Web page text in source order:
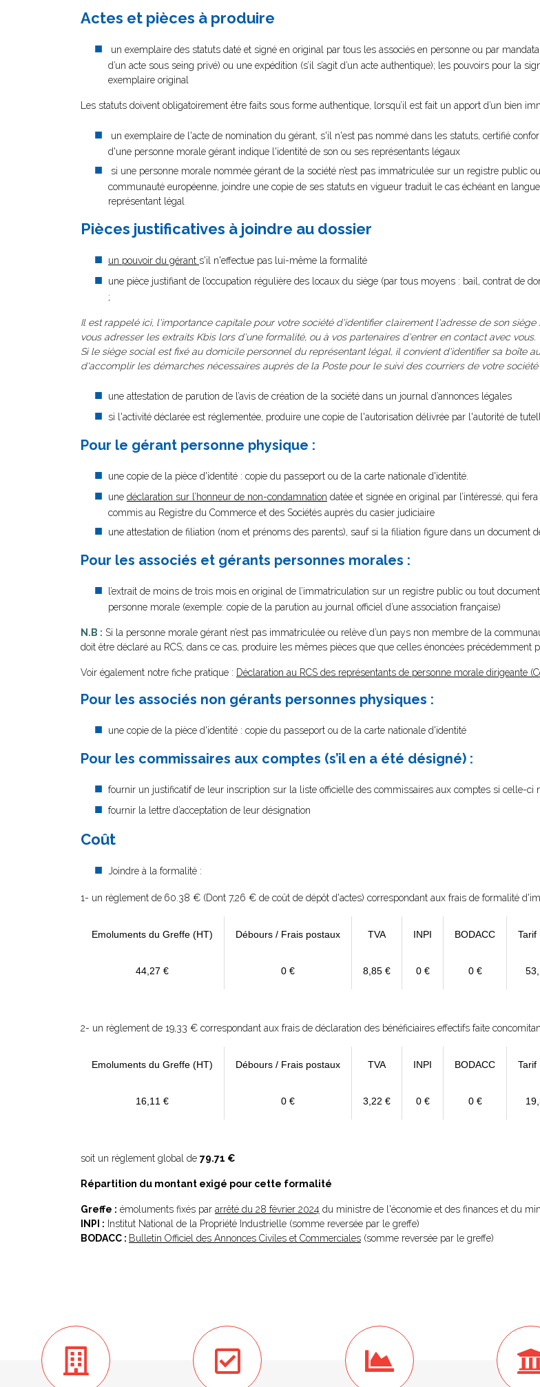
Actes et pièces à produire
un exemplaire des statuts daté et signé en original par tous les associés en personne ou par
d’un acte sous seing privé) ou une expédition (s’il s’agit d’un acte authentique); les pouvoirs pour la
exemplaire original
Les statuts doivent obligatoirement être faits sous forme authentique, lorsqu’il est fait un apport d’un bien
un exemplaire de l'acte de nomination du gérant, s'il n'est pas nommé dans les statuts, certifié
d'une personne morale gérant indique l'identité de son ou ses représentants légaux
si une personne morale nommée gérant de la société n’est pas immatriculée sur un registre public
communauté européenne, joindre une copie de ses statuts en vigueur traduit le cas échéant en
représentant légal
Pièces justificatives à joindre au dossier
un pouvoir du gérant s'il n'effectue pas lui-même la formalité
une pièce justifiant de l’occupation régulière des locaux du siège (par tous moyens : bail, contrat de
;
Il est rappelé ici, l'importance capitale pour votre société d'identifier clairement l'adresse de son
vous adresser les extraits Kbis lors d'une formalité, ou à vos partenaires d'entrer en contact avec vous.
Si le siège social est fixé au domicile personnel du représentant légal, il convient d'identifier sa boîte
d'accomplir les démarches nécessaires auprès de la Poste pour le suivi des courriers de votre société
une attestation de parution de l’avis de création de la société dans un journal d’annonces légales
si l'activité déclarée est réglementée, produire une copie de l'autorisation délivrée par l'autorité de
Pour le gérant personne physique :
une copie de la pièce d'identité : copie du passeport ou de la carte nationale d'identité.
une déclaration sur l’honneur de non-condamnation datée et signée en original par l’intéressé, qui
commis au Registre du Commerce et des Sociétés auprès du casier judiciaire
une attestation de filiation (nom et prénoms des parents), sauf si la filiation figure dans un document
Pour les associés et gérants personnes morales :
l’extrait de moins de trois mois en original de l’immatriculation sur un registre public ou tout
personne morale (exemple: copie de la parution au journal officiel d’une association française)
N.B : Si la personne morale gérant n’est pas immatriculée ou relève d’un pays non membre de la
doit être déclaré au RCS; dans ce cas, produire les mêmes pièces que que celles énoncées précédemment
Voir également notre fiche pratique : Déclaration au RCS des représentants de personne morale dirigeante
Pour les associés non gérants personnes physiques :
une copie de la pièce d'identité : copie du passeport ou de la carte nationale d'identité
Pour les commissaires aux comptes (s’il en a été désigné) :
fournir un justificatif de leur inscription sur la liste officielle des commissaires aux comptes si celle-ci
fournir la lettre d’acceptation de leur désignation
Coût
Joindre à la formalité :
1- un règlement de 60.38 € (Dont 7,26 € de coût de dépôt d'actes) correspondant aux frais de formalité
Emoluments du Greffe (HT) Débours / Frais postaux TVA INPI BODACC Tarif
44,27 € 0 € 8,85 € 0 € 0 €
2- un règlement de 19,33 € correspondant aux frais de déclaration des bénéficiaires effectifs faite
Emoluments du Greffe (HT) Débours / Frais postaux TVA INPI BODACC Tarif
16,11 € 0 € 3,22 € 0 € 0 €
soit un règlement global de 79.71 €
Répartition du montant exigé pour cette formalité
Greffe : émoluments fixés par arrêté du 28 février 2024 du ministre de l'économie et des finances et du
INPI : Institut National de la Propriété Industrielle (somme reversée par le greffe)
BODACC : Bulletin Officiel des Annonces Civiles et Commerciales (somme reversée par le greffe)